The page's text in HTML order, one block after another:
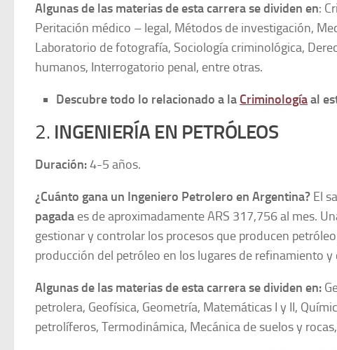
Algunas de las materias de esta carrera se dividen en:
Peritación médico – legal, Métodos de investigación,
Laboratorio de fotografía, Sociología criminológica,
humanos, Interrogatorio penal, entre otras.
Descubre todo lo relacionado a la Criminologíaal
2. INGENIERÍA EN PETRÓLEOS
Duración:4-5 años.
¿Cuánto gana un Ingeniero Petrolero en Argentina? El
pagada es de aproximadamente ARS 317,756 al mes.
gestionar y controlar los procesos que producen
producción del petróleo en los lugares de refinamiento
Algunas de las materias de esta carrera se dividen en:
petrolera, Geofísica, Geometría, Matemáticas I y II,
petrolíferos, Termodinámica, Mecánica de suelos y